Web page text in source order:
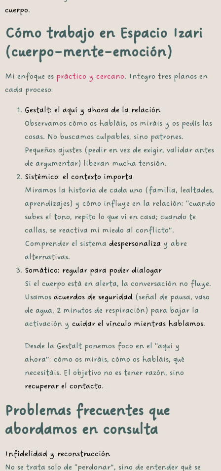
cuerpo.
Cómo trabajo en Espacio Izari
(cuerpo–mente–emoción)
Mi enfoque es práctico y cercano. Integro tres planos en
cada proceso:
Gestalt: el aquí y ahora de la relación
Observamos cómo os habláis, os miráis y os pedís las
cosas. No buscamos culpables, sino patrones.
Pequeños ajustes (pedir en vez de exigir, validar antes
de argumentar) liberan mucha tensión.
Sistémico: el contexto importa
Miramos la historia de cada uno (familia, lealtades,
aprendizajes) y cómo influye en la relación: “cuando
subes el tono, repito lo que vi en casa; cuando te
callas, se reactiva mi miedo al conflicto”.
Comprender el sistema despersonaliza y abre
alternativas.
Somático: regular para poder dialogar
Si el cuerpo está en alerta, la conversación no fluye.
Usamos acuerdos de seguridad (señal de pausa, vaso
de agua, 2 minutos de respiración) para bajar la
activación y cuidar el vínculo mientras hablamos.
Desde la Gestalt ponemos foco en el “aquí y
ahora”: cómo os miráis, cómo os habláis, qué
necesitáis. El objetivo no es tener razón, sino
recuperar el contacto.
Problemas frecuentes que
abordamos en consulta
Infidelidad y reconstrucción
No se trata solo de “perdonar”, sino de entender qué se